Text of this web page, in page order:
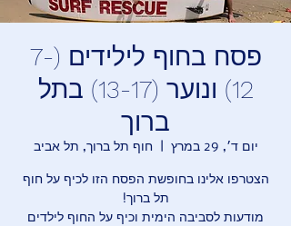
פסח בחוף לילידים (7-
12) ונוער (13-17) בתל
ברוך
יום ד׳, 29 במרץ חוף תל ברוך, תל אביב
הצטרפו אלינו בחופשת הפסח הזו לכיף על חוף
מודעות לסביבה הימית וכיף על החוף לילדים